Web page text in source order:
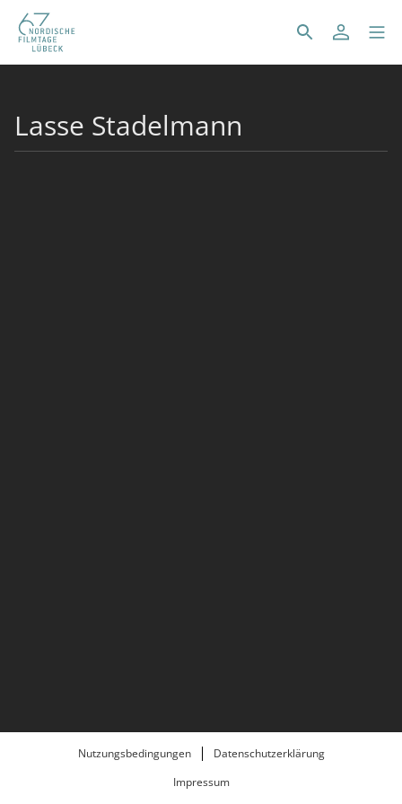
Lasse Stadelmann
Nutzungsbedingungen
Datenschutzerklärung
Impressum